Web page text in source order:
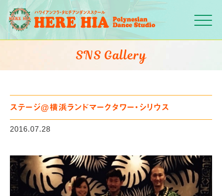
Click
SNS Gallery
ステージ@横浜ランドマークタワー・シリウス
2016.07.28